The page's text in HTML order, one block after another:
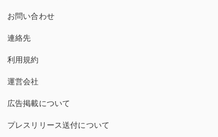
お問い合わせ
連絡先
利用規約
運営会社
広告掲載について
プレスリリース送付について